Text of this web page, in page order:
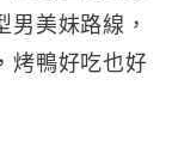
男美妹路線，
烤鴨好吃也好